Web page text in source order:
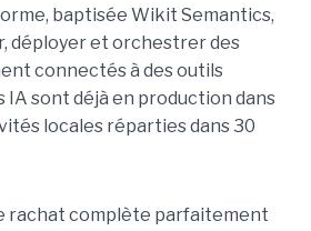
baptisée Wikit Semantics,
déployer et orchestrer des
connectés à des outils
IA sont déjà en production dans
locales réparties dans 30
rachat complète parfaitement